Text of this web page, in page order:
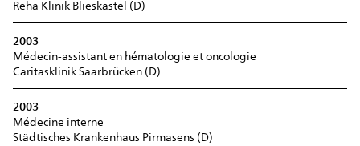
Reha Klinik Blieskastel (D)
2003
Médecin-assistant en hématologie et oncologie
Caritasklinik Saarbrücken (D)
2003
Médecine interne
Städtisches Krankenhaus Pirmasens (D)